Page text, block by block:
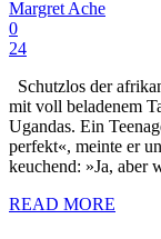
Margret Ache
0
24
Schutzlos der
mit voll beladenem
Ugandas. Ein
perfekt«, meinte er
keuchend: »Ja, aber
READ MORE